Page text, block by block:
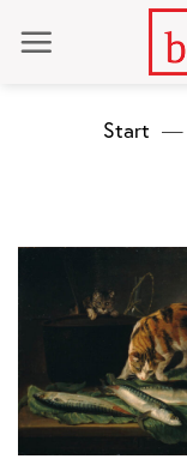
Inhalt
Start —